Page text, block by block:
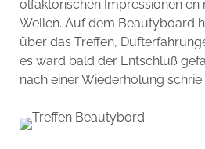
olfaktorischen Impressionen en
Wellen. Auf dem Beautyboard
über das Treffen,
es ward bald der Entschluß
nach einer Wiederholung schrie.